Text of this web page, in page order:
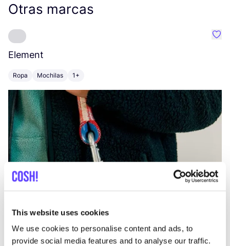
This website uses cookies
We use cookies to personalise content and ads, to
provide social media features and to analyse our traffic.
Otras marcas
Element
Ropa Mochilas 1+